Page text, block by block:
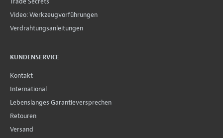
Video: Werkzeugvorführungen
Verdrahtungsanleitungen
KUNDENSERVICE
Kontakt
International
Lebenslanges Garantieversprechen
Retouren
Versand